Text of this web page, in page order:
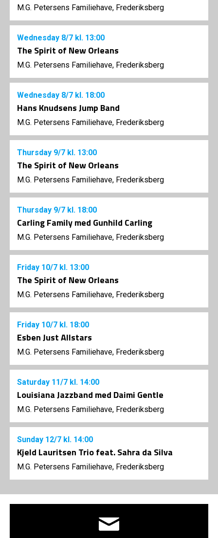
M.G. Petersens Familiehave, Frederiksberg
Wednesday 8/7 kl. 13:00
The Spirit of New Orleans
M.G. Petersens Familiehave, Frederiksberg
Wednesday 8/7 kl. 18:00
Hans Knudsens Jump Band
M.G. Petersens Familiehave, Frederiksberg
Thursday 9/7 kl. 13:00
The Spirit of New Orleans
M.G. Petersens Familiehave, Frederiksberg
Thursday 9/7 kl. 18:00
Carling Family med Gunhild Carling
M.G. Petersens Familiehave, Frederiksberg
Friday 10/7 kl. 13:00
The Spirit of New Orleans
M.G. Petersens Familiehave, Frederiksberg
Friday 10/7 kl. 18:00
Esben Just Allstars
M.G. Petersens Familiehave, Frederiksberg
Saturday 11/7 kl. 14:00
Louisiana Jazzband med Daimi Gentle
M.G. Petersens Familiehave, Frederiksberg
Sunday 12/7 kl. 14:00
Kjeld Lauritsen Trio feat. Sahra da Silva
M.G. Petersens Familiehave, Frederiksberg